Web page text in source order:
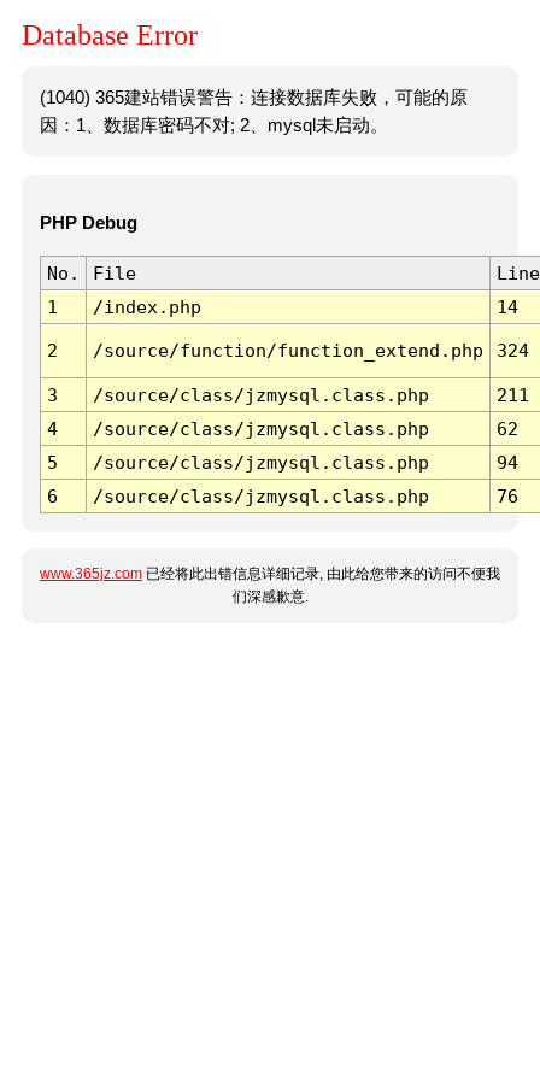
Database Error
(1040) 365建站错误警告：连接数据库失败，可能的原
因：1、数据库密码不对; 2、mysql未启动。
PHP Debug
No. File
Line
1
/index.php 14
2 /source/function/function_extend.php 324
3 /source/class/jzmysql.class.php
211
4
/source/class/jzmysql.class.php
62
5
/source/class/jzmysql.class.php
94
6
/source/class/jzmysql.class.php 76
www.365jz.com 已经将此出错信息详细记录, 由此给您带来的访问不便我
们深感歉意.